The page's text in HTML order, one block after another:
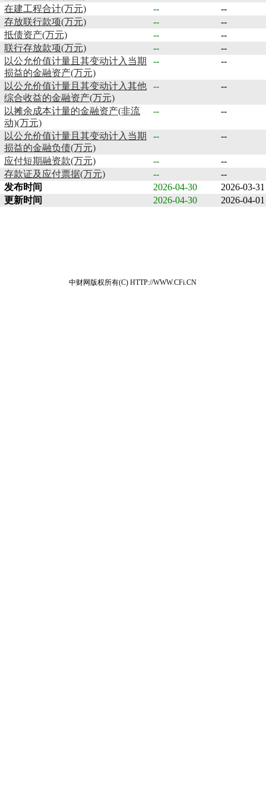
在建工程合计(万元)
--
--
存放联行款项(万元)
--
--
抵债资产(万元)
--
--
联行存放款项(万元)
--
--
以公允价值计量且其变动计入当期
损益的金融资产(万元)
-- --
以公允价值计量且其变动计入其他
综合收益的金融资产(万元)
-- --
以摊余成本计量的金融资产(非流
动)(万元)
-- --
以公允价值计量且其变动计入当期
损益的金融负债(万元)
-- --
应付短期融资款(万元) --
--
存款证及应付票据(万元)
--
--
发布时间
2026-04-30
2026-03-31
更新时间
2026-04-30 2026-04-01
中财网版权所有(C) HTTP://WWW.CFi.CN